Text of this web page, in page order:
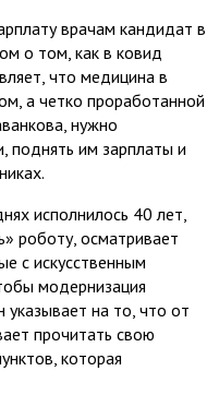
врачам кандидат в
о том, как в ковид
что медицина в
а четко проработанной
нужно
поднять им зарплаты и
исполнилось 40 лет,
роботу, осматривает
с искусственным
модернизация
на то, что от
прочитать свою
которая